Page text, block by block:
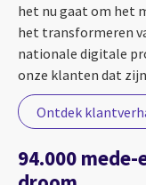
het nu gaat om het
het transformeren
nationale digitale
onze klanten dat
Ontdek
94.000